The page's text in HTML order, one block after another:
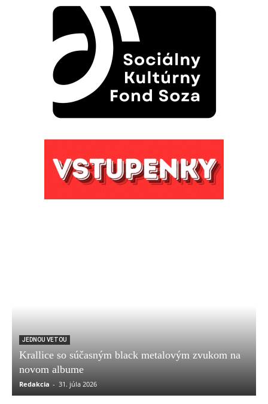
JEDNOU VETOU
Krallice so súčasným black metalovým zvukom na
novom albume
Redakcia - 31. júla 2026